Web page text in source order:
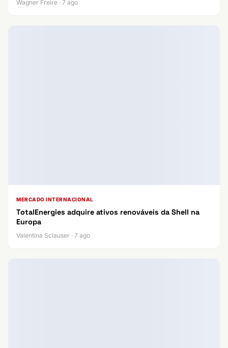
Wagner Freire · 7 ago
MERCADO INTERNACIONAL
TotalEnergies adquire ativos renováveis da Shell na
Europa
Valentina Sclauser · 7 ago